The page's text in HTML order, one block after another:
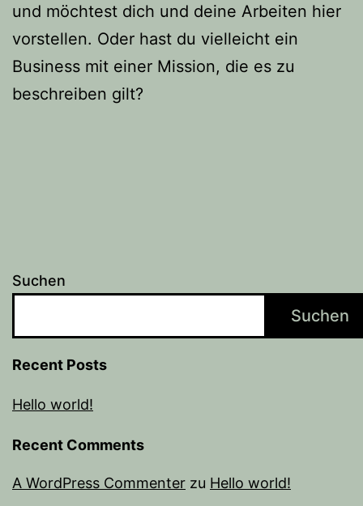
und möchtest dich und deine Arbeiten hier
vorstellen. Oder hast du vielleicht ein
Business mit einer Mission, die es zu
beschreiben gilt?
Suchen
Suchen
Recent Posts
Hello world!
Recent Comments
A WordPress Commenter zu Hello world!